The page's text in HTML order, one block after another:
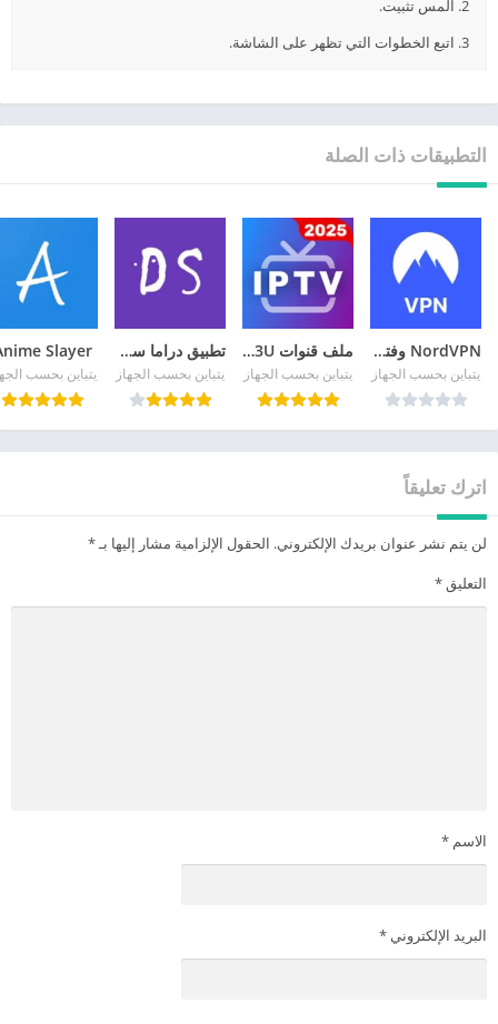
2. المس تثبيت.
3. اتبع الخطوات التي تظهر على الشاشة.
التطبيقات ذات الصلة
NordVPN وفتح المواقع المحجوبة
يتباين بحسب الجهاز
ملف قنوات IPTV M3U ونايل سات
يتباين بحسب الجهاز
تطبيق دراما سلاير 2026
يتباين بحسب الجهاز
Slayer
يتباين بحسب
اترك تعليقاً
لن يتم نشر عنوان بريدك الإلكتروني. الحقول الإلزامية مشار إليها بـ*
التعليق *
الاسم *
البريد الإلكتروني *